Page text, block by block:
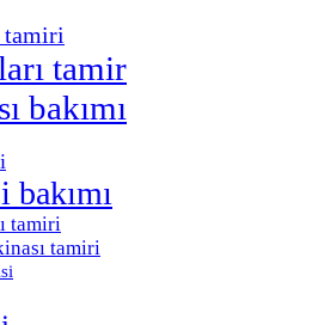
tamiri
tamir
bakımı
tamiri
tamiri